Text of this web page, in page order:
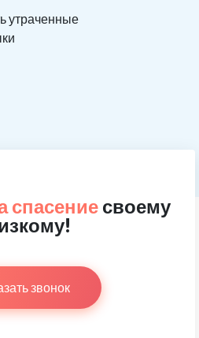
утраченные
спасение своему
звонок